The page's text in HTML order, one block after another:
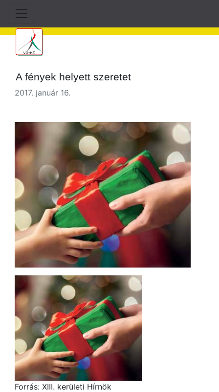
A fények helyett szeretet
2017. január 16.
Forrás: XIII. kerületi Hírnök